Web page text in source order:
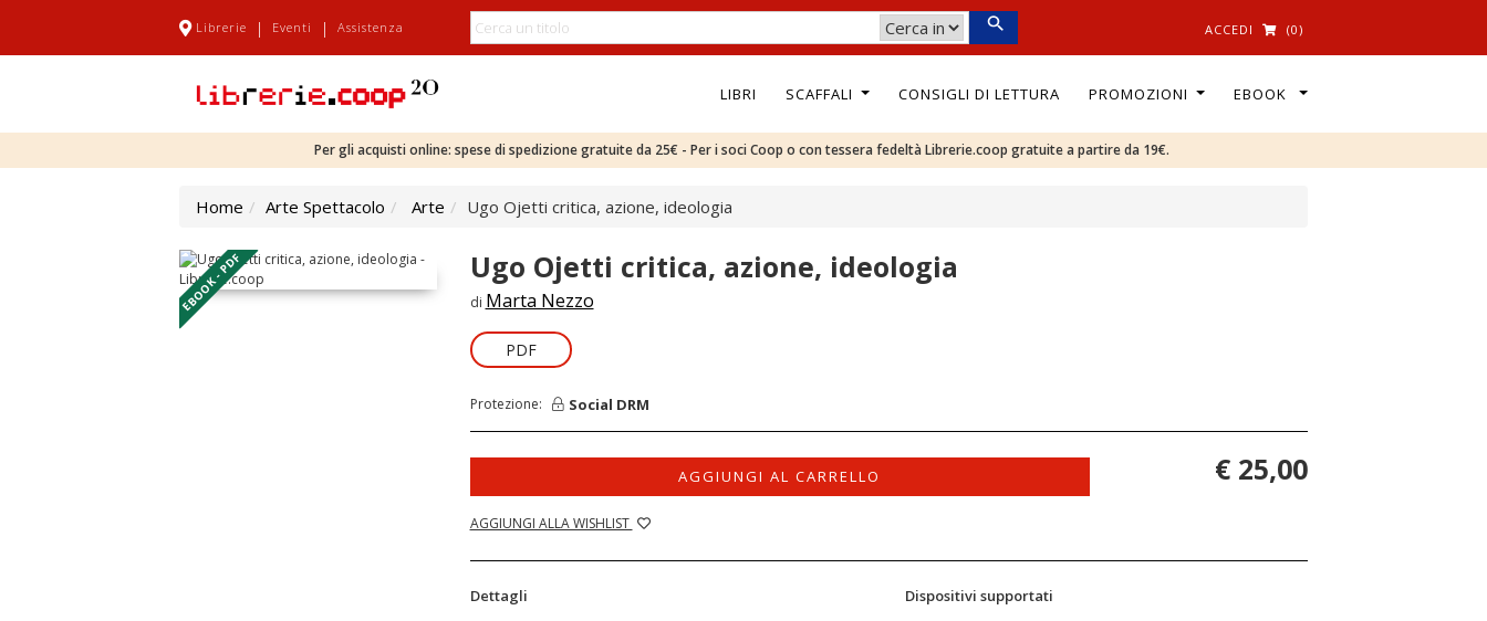
Librerie | Eventi | Assistenza ACCEDI (0)
LIBRI SCAFFALI CONSIGLI DI LETTURA PROMOZIONI EBOOK
Per gli acquisti online: spese di spedizione gratuite da 25€ - Per i soci Coop o con tessera fedeltà Librerie.coop gratuite a partire da 19€.
Home Arte Spettacolo Arte Ugo Ojetti critica, azione, ideologia
EBOOK - PDF Ugo Ojetti critica, azione, ideologia
di Marta Nezzo
PDF
Protezione: Social DRM
AGGIUNGI AL CARRELLO
AGGIUNGI ALLA WISHLIST
€ 25,00
Dettagli Dispositivi supportati